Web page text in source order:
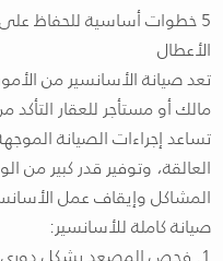
5 خطوات أساسية للحفاظ
الأعطال
تعد صيانة الأسانسير من
مالك أو مستأجر للعقار
تساعد إجراءات الصيانة
العالقة، وتوفير قدر كبير من
المشاكل وإيقاف عمل
صيانة كاملة للأسانسير: